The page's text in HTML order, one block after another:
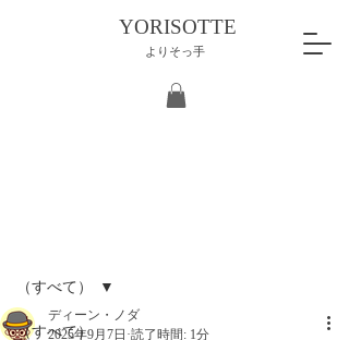
YORISOTTE
よりそっ手
（すべて）
（すべて）
ディーン・ノダ
2025年9月7日 読了時間: 1分